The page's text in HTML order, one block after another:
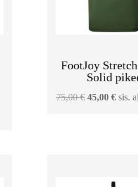
FootJoy
Solid
75,00€ Alkuperäinen
45,00 € sis.